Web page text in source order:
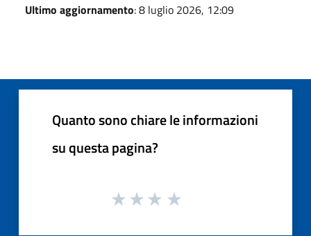
Ultimo aggiornamento: 8 luglio 2026, 12:09
Quanto sono chiare le informazioni
su questa pagina?